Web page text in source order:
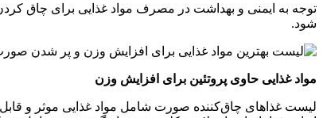
توجه به ایمنی و بهداشت در مصرف مواد غذایی برای چاق
شود.
مواد غذایی حاوی پروتئین برای افزایش وزن
لیست غذاهای چاق‌کننده صورت شامل مواد غذایی موثر و